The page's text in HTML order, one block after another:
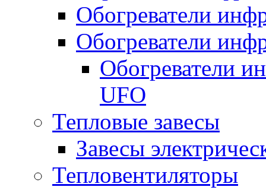
Обогреватели
Обогреватели
Обогреватели
UFO
Тепловые завесы
Завесы
Тепловентиляторы